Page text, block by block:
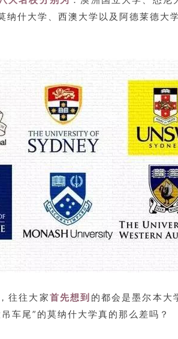
纳什大学、西澳大学以及阿德莱德大学
往往大家首先想到 的都会是墨尔本大
车尾”的莫纳什大学真的那么差吗？